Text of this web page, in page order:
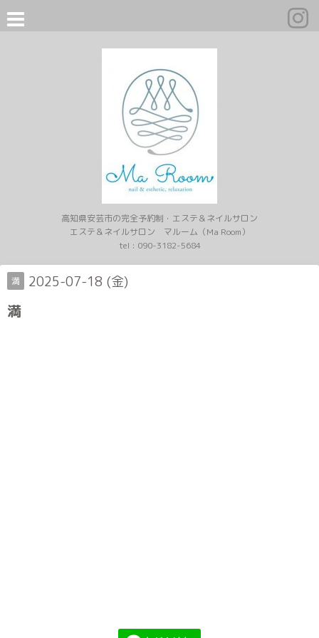
高知県安芸市の完全予約制・エステ＆ネイルサロン
エステ＆ネイルサロン マルーム（Ma Room）
tel : 090-3182-5684
満 2025-07-18 (金)
満